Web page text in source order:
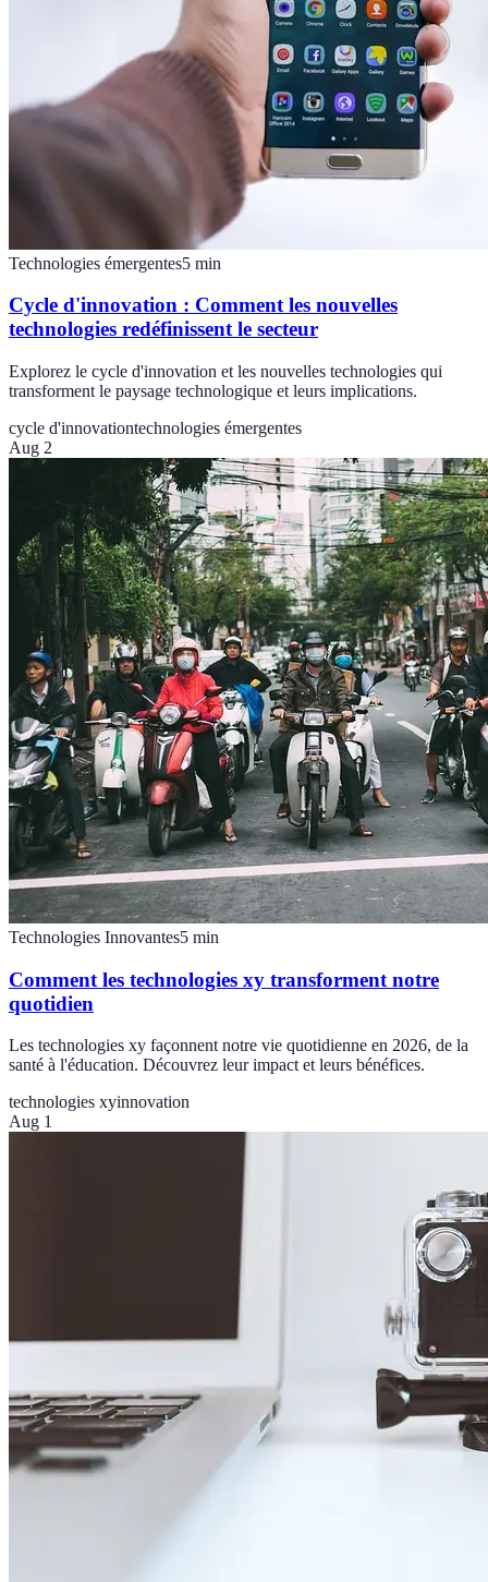
Technologies émergentes5 min
Cycle d'innovation : Comment les nouvelles
technologies redéfinissent le secteur
Explorez le cycle d'innovation et les nouvelles technologies qui
transforment le paysage technologique et leurs implications.
cycle d'innovationtechnologies émergentes
Aug 2
Technologies Innovantes5 min
Comment les technologies xy transforment notre
quotidien
Les technologies xy façonnent notre vie quotidienne en 2026, de la
santé à l'éducation. Découvrez leur impact et leurs bénéfices.
technologies xyinnovation
Aug 1